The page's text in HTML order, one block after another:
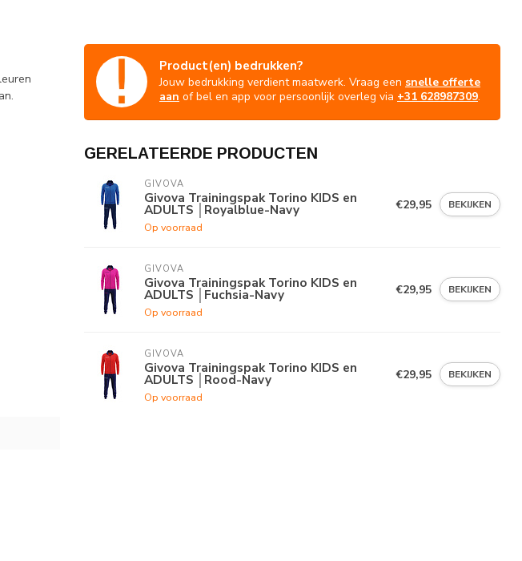
Product(en) bedrukken?
Jouw bedrukking verdient maatwerk. Vraag een snelle offerte
aan of bel en app voor persoonlijk overleg via +31 628987309.
GERELATEERDE PRODUCTEN
GIVOVA
Givova Trainingspak Torino KIDS en
ADULTS │Royalblue-Navy
Op voorraad
€29,95 BEKIJKEN
GIVOVA
Givova Trainingspak Torino KIDS en
ADULTS │Fuchsia-Navy
Op voorraad
€29,95 BEKIJKEN
GIVOVA
Givova Trainingspak Torino KIDS en
ADULTS │Rood-Navy
Op voorraad
€29,95 BEKIJKEN